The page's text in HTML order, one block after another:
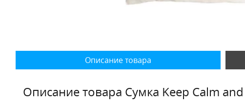
Описание товара
Описание товара Сумка Keep Calm